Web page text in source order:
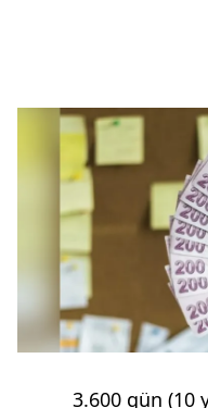
3.600 gün (10